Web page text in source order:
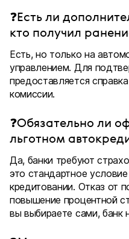
❓Есть ли
кто получил
Есть, но только на
управлением. Для
предоставляется
комиссии.
❓Обязательно ли
льготном
Да, банки требуют
это стандартное
кредитовании. Отказ от
повышение процентной
вы выбираете сами, банк